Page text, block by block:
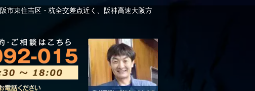
市東住吉区・杭全交差点近く、阪神高速大阪方